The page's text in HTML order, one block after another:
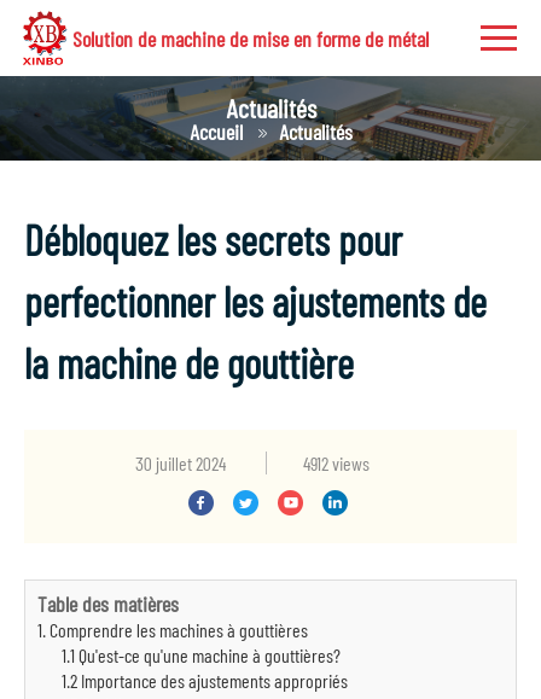
Solution de machine de mise en forme de métal
Actualités
Accueil Actualités
Débloquez les secrets pour
perfectionner les ajustements de
la machine de gouttière
30 juillet 2024 4912 views
Table des matières
1. Comprendre les machines à gouttières
1.1 Qu'est-ce qu'une machine à gouttières?
1.2 Importance des ajustements appropriés